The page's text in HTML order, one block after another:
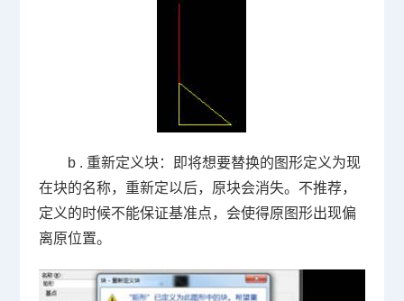
b . 重新定义块：即将想要替换的图形定义为现
在块的名称，重新定以后，原块会消失。不推荐，
定义的时候不能保证基准点，会使得原图形出现偏
离原位置。